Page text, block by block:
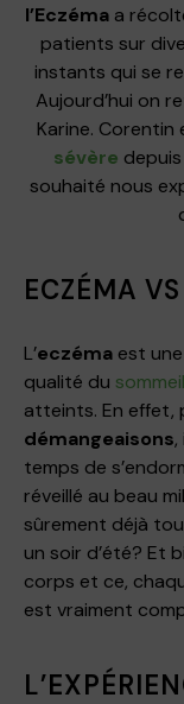
l’Eczéma a
patients sur
instants qui se
Aujourd’hui on
Karine.
sévère
souhaité nous
ECZÉMA
L’eczéma est
qualité du sommeil
atteints. En
démangeaisons
temps de
réveillé au beau
sûrement déjà
un soir d’été? Et
corps et ce,
est vraiment